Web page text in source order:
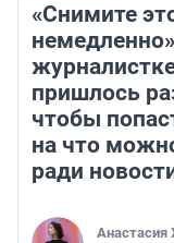
«Снимите
пришлось
чтобы
на что
ради
Анастасия